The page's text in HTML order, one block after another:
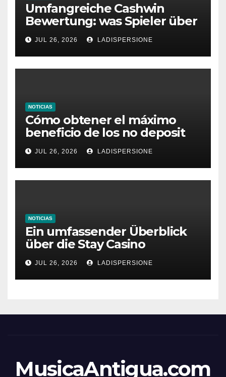
Umfangreiche Cashwin
Bewertung: was Spieler über
dieses Casino denken
JUL 26, 2026 LADISPERSIONE
NOTICIAS
Cómo obtener el máximo
beneficio de los no deposit
bonus codes de roby casino
JUL 26, 2026 LADISPERSIONE
NOTICIAS
Ein umfassender Überblick
über die Stay Casino
Bonusbedingungen
JUL 26, 2026 LADISPERSIONE
MusicaAntigua.com